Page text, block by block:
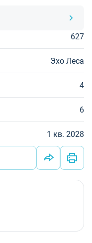
627
Эхо Леса
4
6
1 кв. 2028